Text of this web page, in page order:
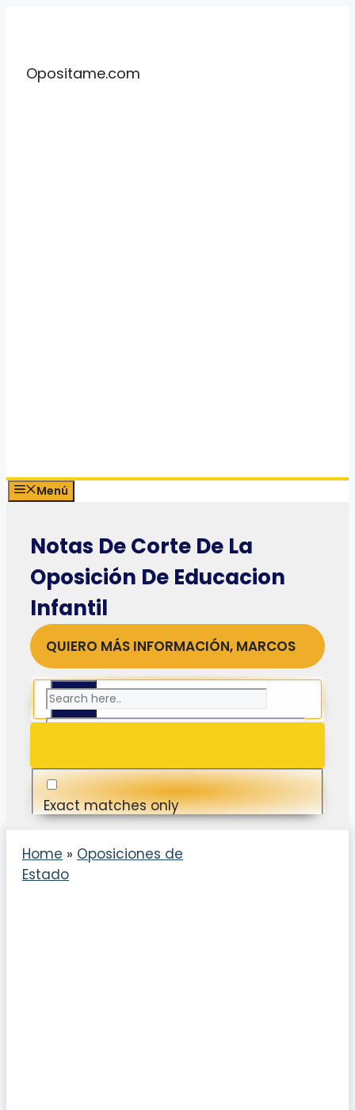
Opositame.com
Menú
Notas De Corte De La
Oposición De Educacion
Infantil
QUIERO MÁS INFORMACIÓN, MARCOS
Exact matches only
Search in title
Home » Oposiciones de
Estado